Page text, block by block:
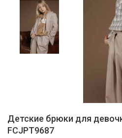
Детские брюки для
FCJPT9687